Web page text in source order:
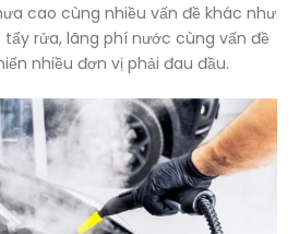
cao cùng nhiều vấn đề khác như
rửa, lãng phí nước cùng vấn đề
nhiều đơn vị phải đau đầu.